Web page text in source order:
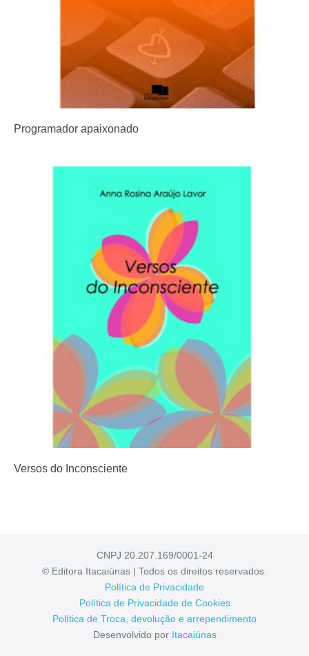
Programador apaixonado
Versos do Inconsciente
CNPJ 20.207.169/0001-24
© Editora Itacaiúnas | Todos os direitos reservados.
Política de Privacidade
Política de Privacidade de Cookies
Política de Troca, devolução e arrependimento
Desenvolvido por Itacaiúnas